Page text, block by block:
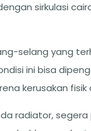
sirkulasi
selang yang
ini bisa
kerusakan
radiator, segera